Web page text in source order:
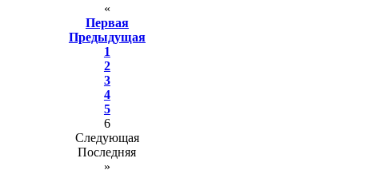
«
Первая
Предыдущая
1
2
3
4
5
6
Следующая
Последняя
»